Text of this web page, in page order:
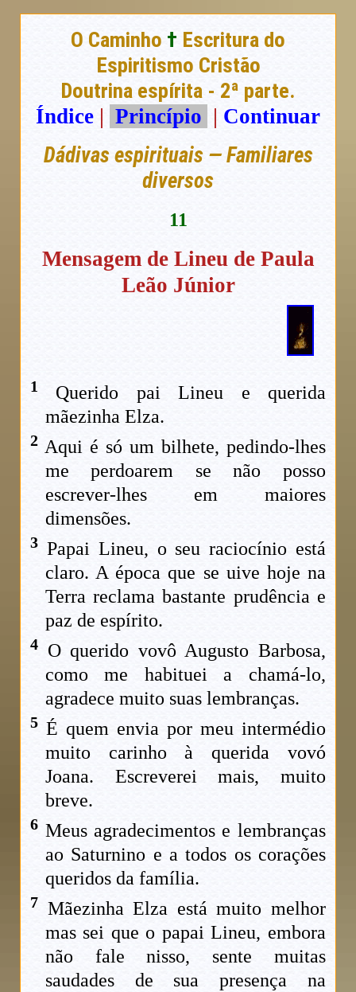
O Caminho † Escritura do
Espiritismo Cristão
Doutrina espírita - 2ª parte.
Índice | Princípio | Continuar
Dádivas espirituais — Familiares
diversos
11
Mensagem de Lineu de Paula
Leão Júnior
1
Querido pai Lineu e querida
mãezinha Elza.
2 Aqui é só um bilhete, pedindo-lhes
me perdoarem se não posso
escrever-lhes em maiores
dimensões.
3 Papai Lineu, o seu raciocínio está
claro. A época que se uive hoje na
Terra reclama bastante prudência e
paz de espírito.
4 O querido vovô Augusto Barbosa,
como me habituei a chamá-lo,
agradece muito suas lembranças.
5 É quem envia por meu intermédio
muito carinho à querida vovó
Joana. Escreverei mais, muito
breve.
6 Meus agradecimentos e lembranças
ao Saturnino e a todos os corações
queridos da família.
7 Mãezinha Elza está muito melhor
mas sei que o papai Lineu, embora
não fale nisso, sente muitas
saudades de sua presença na